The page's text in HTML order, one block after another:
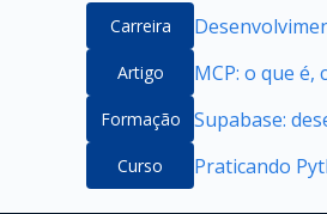
Carreira
Artigo MCP: o que
Formação Supabase:
Curso Praticando